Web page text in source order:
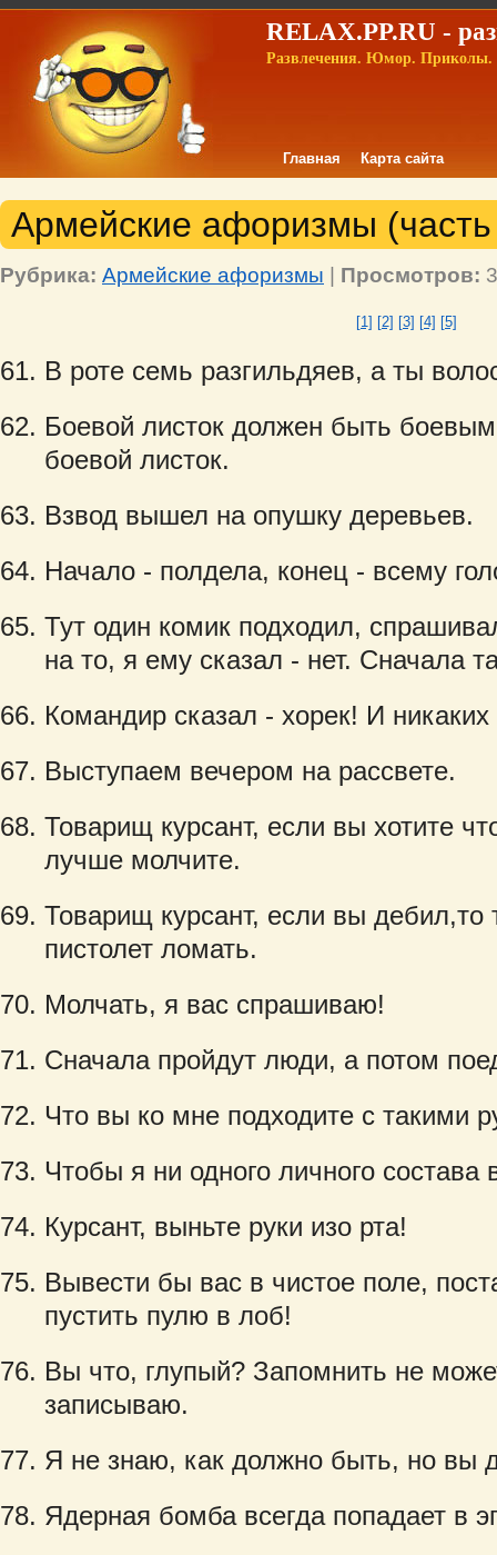
RELAX.PP.RU -
Развлечения. Юмор. Приколы.
Главная Карта сайта
Армейские афоризмы
Рубрика: Армейские афоризмы | Просмотров:
[1] [2] [3] [4] [5]
В роте семь разгильдяев, а ты
Боевой листок должен быть
боевой листок.
Взвод вышел на опушку деревьев.
Начало - полдела, конец - всему
Тут один комик подходил,
на то, я ему сказал - нет. Сначала
Командир сказал - хорек! И никаких
Выступаем вечером на рассвете.
Товарищ курсант, если вы хотите
лучше молчите.
Товарищ курсант, если вы дебил,то
пистолет ломать.
Молчать, я вас спрашиваю!
Сначала пройдут люди, а потом
Что вы ко мне подходите с такими
Чтобы я ни одного личного состава
Курсант, выньте руки изо рта!
Вывести бы вас в чистое поле,
пустить пулю в лоб!
Вы что, глупый? Запомнить не
записываю.
Я не знаю, как должно быть, но вы
Ядерная бомба всегда попадает в